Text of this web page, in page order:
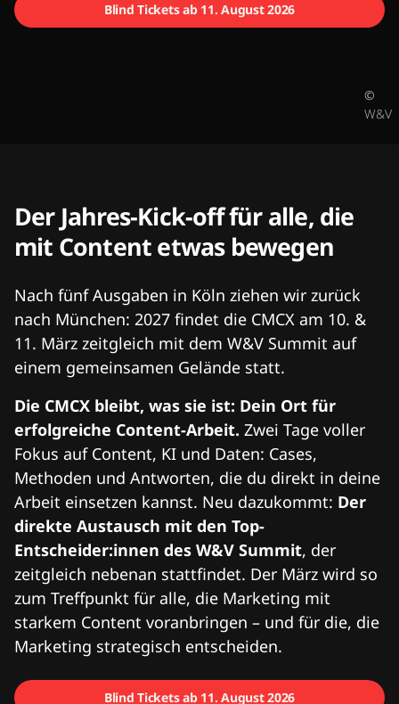
Blind Tickets ab 11. August 2026
©
W&V
Der Jahres-Kick-off für alle, die
mit Content etwas bewegen
Nach fünf Ausgaben in Köln ziehen wir zurück
nach München: 2027 findet die CMCX am 10. &
11. März zeitgleich mit dem W&V Summit auf
einem gemeinsamen Gelände statt.
Die CMCX bleibt, was sie ist: Dein Ort für
erfolgreiche Content-Arbeit. Zwei Tage voller
Fokus auf Content, KI und Daten: Cases,
Methoden und Antworten, die du direkt in deine
Arbeit einsetzen kannst. Neu dazukommt: Der
direkte Austausch mit den Top-
Entscheider:innen des W&V Summit, der
zeitgleich nebenan stattfindet. Der März wird so
zum Treffpunkt für alle, die Marketing mit
starkem Content voranbringen – und für die, die
Marketing strategisch entscheiden.
Blind Tickets ab 11. August 2026